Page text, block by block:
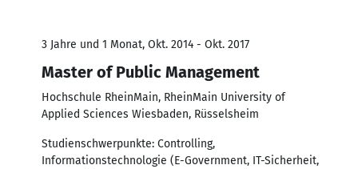
3 Jahre und 1 Monat, Okt. 2014 - Okt. 2017
Master of Public Management
Hochschule RheinMain, RheinMain University of
Applied Sciences Wiesbaden, Rüsselsheim
Studienschwerpunkte: Controlling,
Informationstechnologie (E-Government, IT-Sicherheit,